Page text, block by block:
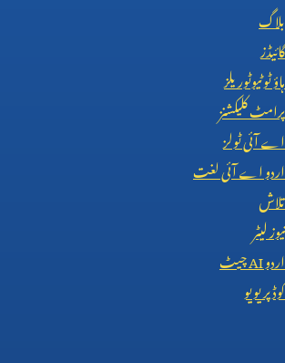
بلاگ
گائیڈز
ہاؤ ٹو ٹیوٹوریلز
پرامٹ کلیکشنز
اے آئی ٹولز
اردو اے آئی لغت
تلاش
نیوز لیٹر
اردوAIچیٹ
کوڈ پریویو